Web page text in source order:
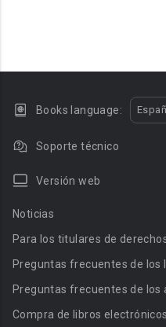
Books language:
Soporte técnico
Versión web
Noticias
Para los titulares de
Preguntas frecuentes de los
Preguntas frecuentes de los
Compra de libros electrónicos